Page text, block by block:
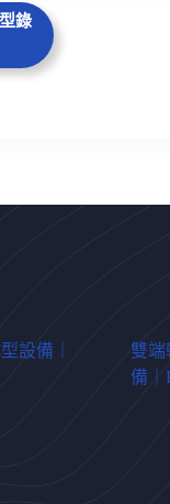
錄
設備｜
雙端
備｜